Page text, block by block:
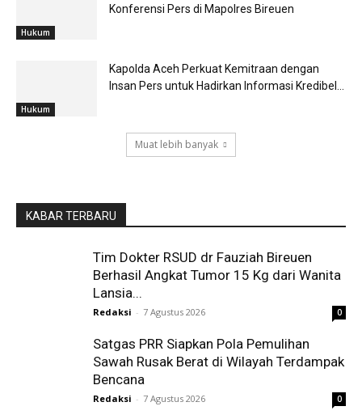
Hukum
Konferensi Pers di Mapolres Bireuen
Hukum
Kapolda Aceh Perkuat Kemitraan dengan
Insan Pers untuk Hadirkan Informasi Kredibel...
Muat lebih banyak
KABAR TERBARU
Tim Dokter RSUD dr Fauziah Bireuen
Berhasil Angkat Tumor 15 Kg dari Wanita
Lansia...
Redaksi - 7 Agustus 2026 0
Satgas PRR Siapkan Pola Pemulihan
Sawah Rusak Berat di Wilayah Terdampak
Bencana
Redaksi - 7 Agustus 2026 0